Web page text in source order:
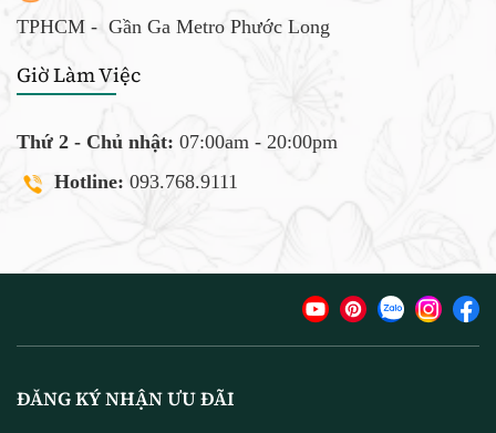
TPHCM - Gần Ga Metro Phước Long
Giờ Làm Việc
Thứ 2 - Chủ nhật: 07:00am - 20:00pm
Hotline: 093.768.9111
ĐĂNG KÝ NHẬN ƯU ĐÃI